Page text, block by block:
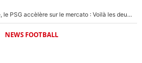
Après Maghnes Akliouche, le PSG accèlère sur le mercato : Voilà les deux nouvelles recrues qui vont signer la semaine prochaine ?
NEWS FOOTBALL